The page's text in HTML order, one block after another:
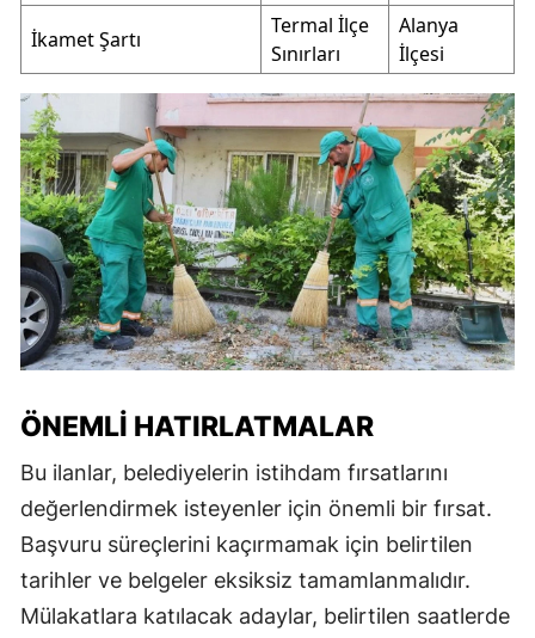
İkamet Şartı
Termal İlçe
Sınırları
Alanya
İlçesi
ÖNEMLI HATIRLATMALAR
Bu ilanlar, belediyelerin istihdam fırsatlarını
değerlendirmek isteyenler için önemli bir fırsat.
Başvuru süreçlerini kaçırmamak için belirtilen
tarihler ve belgeler eksiksiz tamamlanmalıdır.
Mülakatlara katılacak adaylar, belirtilen saatlerde